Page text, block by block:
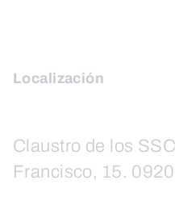
Localización
Claustro de los
Francisco, 15.